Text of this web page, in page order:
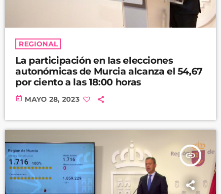
REGIONAL
La participación en las elecciones
autonómicas de Murcia alcanza el 54,67
por ciento a las 18:00 horas
today MAYO 28, 2023
insert_link